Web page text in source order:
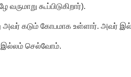
கூப்பிடுகிறார்).
அவர் கடும் கோபமாக உள்ளார்.
இல்லம் செல்வோம்.